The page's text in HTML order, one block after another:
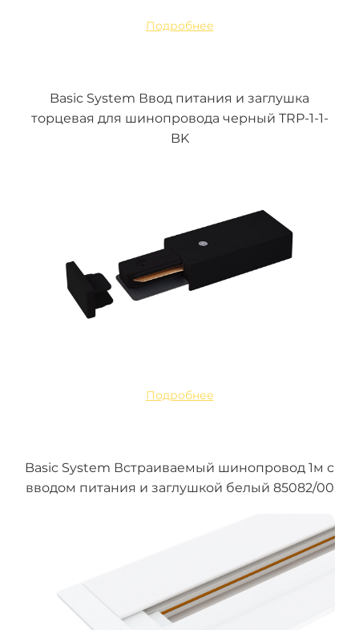
Подробнее
Basic System Ввод питания и заглушка
торцевая для шинопровода черный TRP-1-1-
BK
Подробнее
Basic System Встраиваемый шинопровод 1м с
вводом питания и заглушкой белый 85082/00